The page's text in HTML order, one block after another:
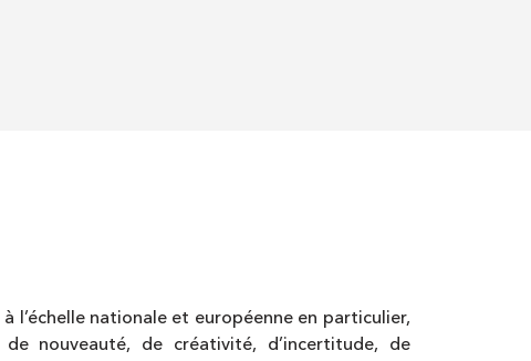
l’échelle nationale et européenne en particulier,
nouveauté, de créativité, d’incertitude, de